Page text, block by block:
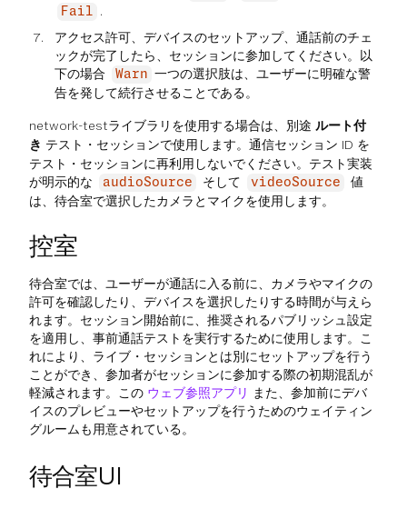
Fail
.
アクセス許可、デバイスのセットアップ、通話前のチェ
ックが完了したら、セッションに参加してください。以
下の場合
Warn 一つの選択肢は、ユーザーに明確な警
告を発して続行させることである。
network-testライブラリを使用する場合は、別途 ルート付
き テスト・セッションで使用します。通信セッション ID を
テスト・セッションに再利用しないでください。テスト実装
が明示的な
audioSource そして videoSource
値
は、待合室で選択したカメラとマイクを使用します。
控室
待合室では、ユーザーが通話に入る前に、カメラやマイクの
許可を確認したり、デバイスを選択したりする時間が与えら
れます。セッション開始前に、推奨されるパブリッシュ設定
を適用し、事前通話テストを実行するために使用します。こ
れにより、ライブ・セッションとは別にセットアップを行う
ことができ、参加者がセッションに参加する際の初期混乱が
軽減されます。この ウェブ参照アプリ
また、参加前にデバ
イスのプレビューやセットアップを行うためのウェイティン
グルームも用意されている。
待合室UI